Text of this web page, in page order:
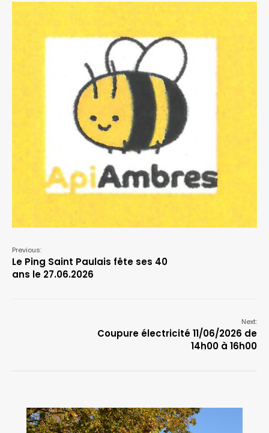
Previous:
Le Ping Saint Paulais fête ses 40
ans le 27.06.2026
Next:
Coupure électricité 11/06/2026 de
14h00 à 16h00